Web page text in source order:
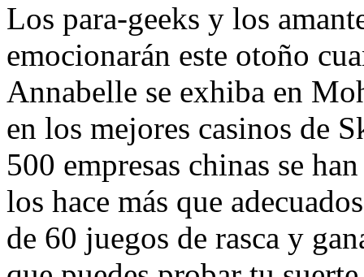
Los para-geeks y los
emocionarán este otoño
Annabelle se exhiba en
en los mejores casinos de
500 empresas chinas se
los hace más que
de 60 juegos de rasca y